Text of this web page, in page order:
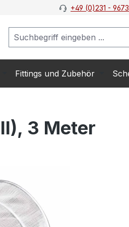
+49 (0)231 -
Fittings und Zubehör
3 Meter